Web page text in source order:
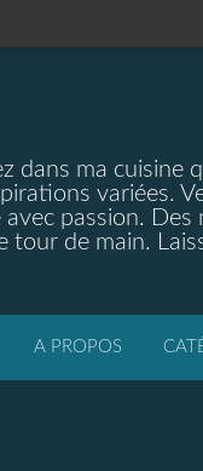
dans ma cuisine
variées.
avec passion.
tour de main.
A PROPOS